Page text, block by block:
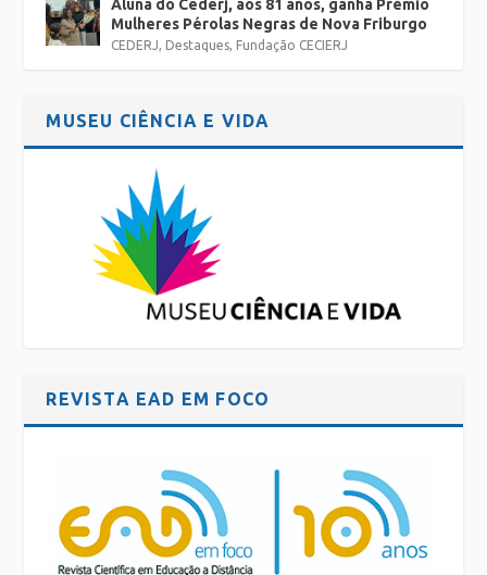
Aluna do Cederj, aos 81 anos, ganha Prêmio
Mulheres Pérolas Negras de Nova Friburgo
CEDERJ, Destaques, Fundação CECIERJ
MUSEU CIÊNCIA E VIDA
REVISTA EAD EM FOCO